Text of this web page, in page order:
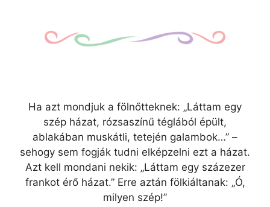
Ha azt mondjuk a fölnőtteknek: „Láttam egy
szép házat, rózsaszínű téglából épült,
ablakában muskátli, tetején galambok…” –
sehogy sem fogják tudni elképzelni ezt a házat.
Azt kell mondani nekik: „Láttam egy százezer
frankot érő házat.” Erre aztán fölkiáltanak: „Ó,
milyen szép!”